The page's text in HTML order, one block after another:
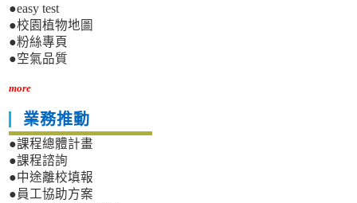
●easy test
●校園植物地圖
●粉絲專頁
●空氣品質
more
業務推動
●課程總體計畫
●課程諮詢
●中途離校填報
●員工協助方案